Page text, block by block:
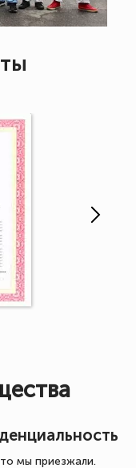
мы приезжали.